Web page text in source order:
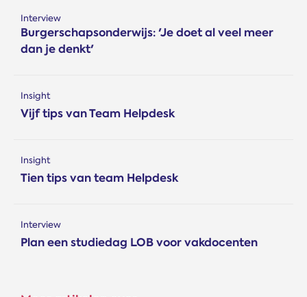
Interview
Burgerschapsonderwijs: 'Je doet al veel meer
dan je denkt'
Insight
Vijf tips van Team Helpdesk
Insight
Tien tips van team Helpdesk
Interview
Plan een studiedag LOB voor vakdocenten